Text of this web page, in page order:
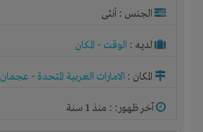
الجنس : أنثى
لديـه : الوقت - المكان
المكان : الامارات العربية المتحدة - عجمان
آخر ظهور: : منذ 1 سنة